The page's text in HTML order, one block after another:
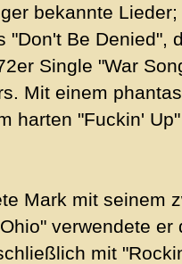
bekannte
"Don't Be Denied",
Single "War
Mit einem
harten "Fuckin'
Mark mit seinem
verwendete er
mit